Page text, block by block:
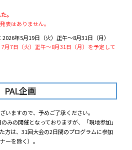
。
表はありません。
年5月19日（火）正午～8月31日（月）
月7日（火）正午～8月31日（月）を予定して
PAL企画
いますので、予めご了承ください。
みの開催となっておりますが、「現地参加」
方は、31回大会の2日間のプログラムに参加
ーを除く）。